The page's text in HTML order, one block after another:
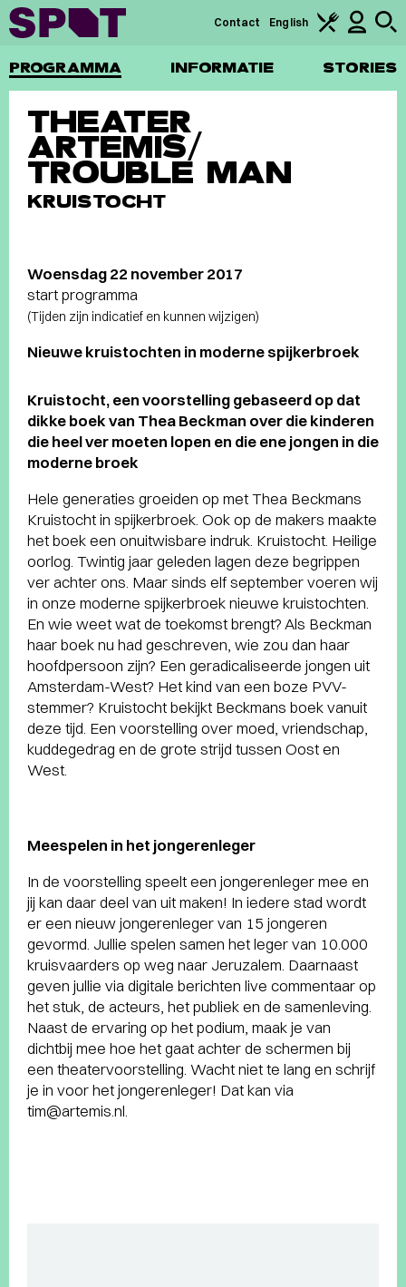
PROGRAMMA INFORMATIE STORIES
Contact English
THEATER
ARTEMIS/
TROUBLE MAN
KRUISTOCHT
Woensdag 22 november 2017
start programma
(Tijden zijn indicatief en kunnen wijzigen)
Nieuwe kruistochten in moderne spijkerbroek
Kruistocht, een voorstelling gebaseerd op dat
dikke boek van Thea Beckman over die kinderen
die heel ver moeten lopen en die ene jongen in die
moderne broek
Hele generaties groeiden op met Thea Beckmans
Kruistocht in spijkerbroek. Ook op de makers maakte
het boek een onuitwisbare indruk. Kruistocht. Heilige
oorlog. Twintig jaar geleden lagen deze begrippen
ver achter ons. Maar sinds elf september voeren wij
in onze moderne spijkerbroek nieuwe kruistochten.
En wie weet wat de toekomst brengt? Als Beckman
haar boek nu had geschreven, wie zou dan haar
hoofdpersoon zijn? Een geradicaliseerde jongen uit
Amsterdam-West? Het kind van een boze PVV-
stemmer? Kruistocht bekijkt Beckmans boek vanuit
deze tijd. Een voorstelling over moed, vriendschap,
kuddegedrag en de grote strijd tussen Oost en
West.
Meespelen in het jongerenleger
In de voorstelling speelt een jongerenleger mee en
jij kan daar deel van uit maken! In iedere stad wordt
er een nieuw jongerenleger van 15 jongeren
gevormd. Jullie spelen samen het leger van 10.000
kruisvaarders op weg naar Jeruzalem. Daarnaast
geven jullie via digitale berichten live commentaar op
het stuk, de acteurs, het publiek en de samenleving.
Naast de ervaring op het podium, maak je van
dichtbij mee hoe het gaat achter de schermen bij
een theatervoorstelling. Wacht niet te lang en schrijf
je in voor het jongerenleger! Dat kan via
tim@artemis.nl.